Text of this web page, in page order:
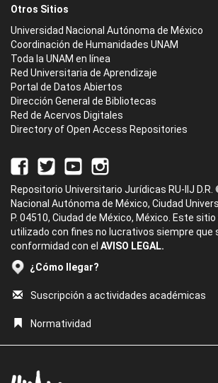
Otros Sitios
Universidad Nacional Autónoma de México
Coordinación de Humanidades UNAM
Toda la UNAM en línea
Red Universitaria de Aprendizaje
Portal de Datos Abiertos
Dirección General de Bibliotecas
Red de Acervos Digitales
Directory of Open Access Repositories
Repositorio Universitario Jurídicas RU-IIJ D.R.
Nacional Autónoma de México, Ciudad
P. 04510, Ciudad de México, México. Este
utilizado con fines no lucrativos siempre que
conformidad con el AVISO LEGAL.
¿Cómo llegar?
Suscripción a actividades académicas
Normatividad